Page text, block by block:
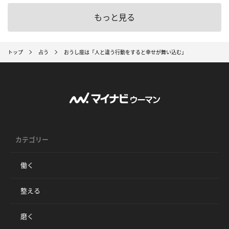
もっと見る
トップ 占う おうし座は「人と違う行動をすると幸せが舞い込む」
カテゴリー
働く
整える
磨く